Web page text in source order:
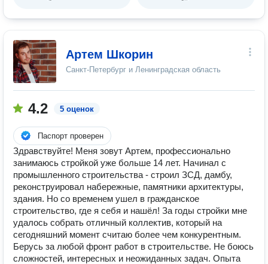
Артем Шкорин
Санкт-Петербург и Ленинградская область
4.2 5 оценок
Паспорт проверен
Здравствуйте! Меня зовут Артем, профессионально
занимаюсь стройкой уже больше 14 лет. Начинал с
промышленного строительства - строил ЗСД, дамбу,
реконструировал набережные, памятники архитектуры,
здания. Но со временем ушел в гражданское
строительство, где я себя и нашёл! За годы стройки мне
удалось собрать отличный коллектив, который на
сегодняшний момент считаю более чем конкурентным.
Берусь за любой фронт работ в строительстве. Не боюсь
сложностей, интересных и неожиданных задач. Опыта